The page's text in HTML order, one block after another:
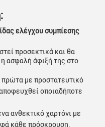
ελέγχου συμπίεσης
προσεκτικά και θα
η ασφαλή άφιξή της στο
πρώτα με προστατευτικό
οποιαδήποτε
ανθεκτικό χαρτόνι με
κάθε πρόσκρουση.